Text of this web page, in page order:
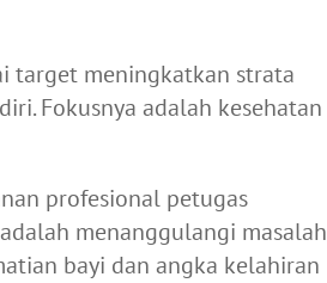
target meningkatkan strata
Fokusnya adalah kesehatan
profesional petugas
menanggulangi masalah
bayi dan angka kelahiran